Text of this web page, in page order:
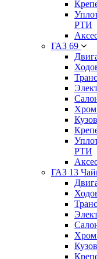
РТИ
ГАЗ 69
Хром
Кузов
РТИ
ГАЗ 13
Хром
Кузов